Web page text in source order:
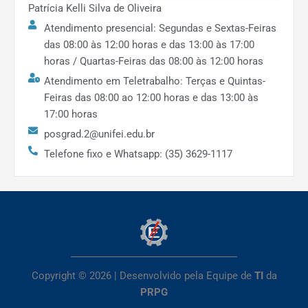
Telefone: (35) 3629-1117 (Telefone fixo e
WhatsApp)
Atendimento ao Presencial: de Segunda a Sexta-
Feira das 08h ao 12h e das 13h às 17h
– Prédio da Administração Central (A1)- 2ª
Patrícia Kelli Silva de Oliveira
Atendimento presencial: Segundas e Sextas-Feiras
das 08:00 às 12:00 horas e das 13:00 às 17:00
horas / Quartas-Feiras das 08:00 às 12:00 horas
Atendimento em Teletrabalho: Terças e Quintas-
Feiras das 08:00 ao 12:00 horas e das 13:00 às
17:00 horas
posgrad.2@unifei.edu.br
Telefone fixo e Whatsapp: (35) 3629-1117
Copyright © 2026 | Desenvolvido pela Equipe de TI da
PRPG